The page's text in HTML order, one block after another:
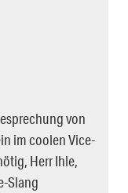
von
im coolen Vice-
Herr Ihle,
Slang